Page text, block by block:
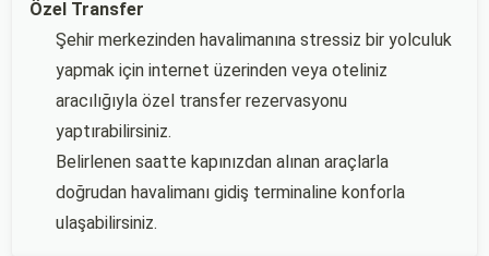
Özel Transfer
Şehir merkezinden havalimanına stressiz bir yolculuk
yapmak için internet üzerinden veya oteliniz
aracılığıyla özel transfer rezervasyonu
yaptırabilirsiniz.
Belirlenen saatte kapınızdan alınan araçlarla
doğrudan havalimanı gidiş terminaline konforla
ulaşabilirsiniz.